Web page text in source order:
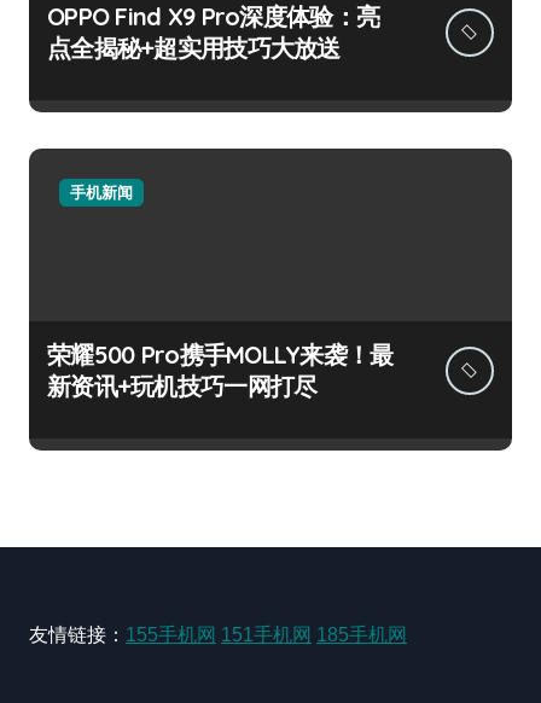
OPPO Find X9 Pro深度体验：亮
点全揭秘+超实用技巧大放送
手机新闻
荣耀500 Pro携手MOLLY来袭！最
新资讯+玩机技巧一网打尽
友情链接： 155手机网 151手机网 185手机网